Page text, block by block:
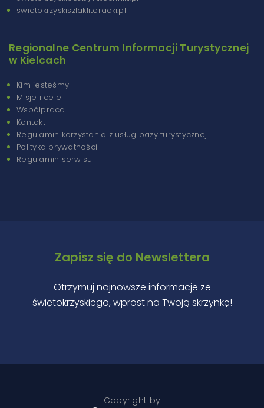
swietokrzyskiszlakliteracki.pl
Regionalne Centrum Informacji Turystycznej
w Kielcach
Kim jesteśmy
Misje i cele
Współpraca
Kontakt
Regulamin korzystania z usług bazy turystycznej
Polityka prywatności
Regulamin serwisu
Zapisz się do Newslettera
Otrzymuj najnowsze informacje ze
świętokrzyskiego, wprost na Twoją skrzynkę!
Copyright by